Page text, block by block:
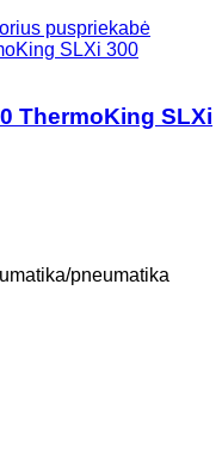
puspriekabė
SLXi 300
ThermoKing SLXi
pneumatika